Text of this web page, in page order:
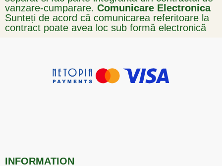
vanzare-cumparare. Comunicare Electronica
Sunteți de acord că comunicarea referitoare la
contract poate avea loc sub formă electronică
INFORMATION